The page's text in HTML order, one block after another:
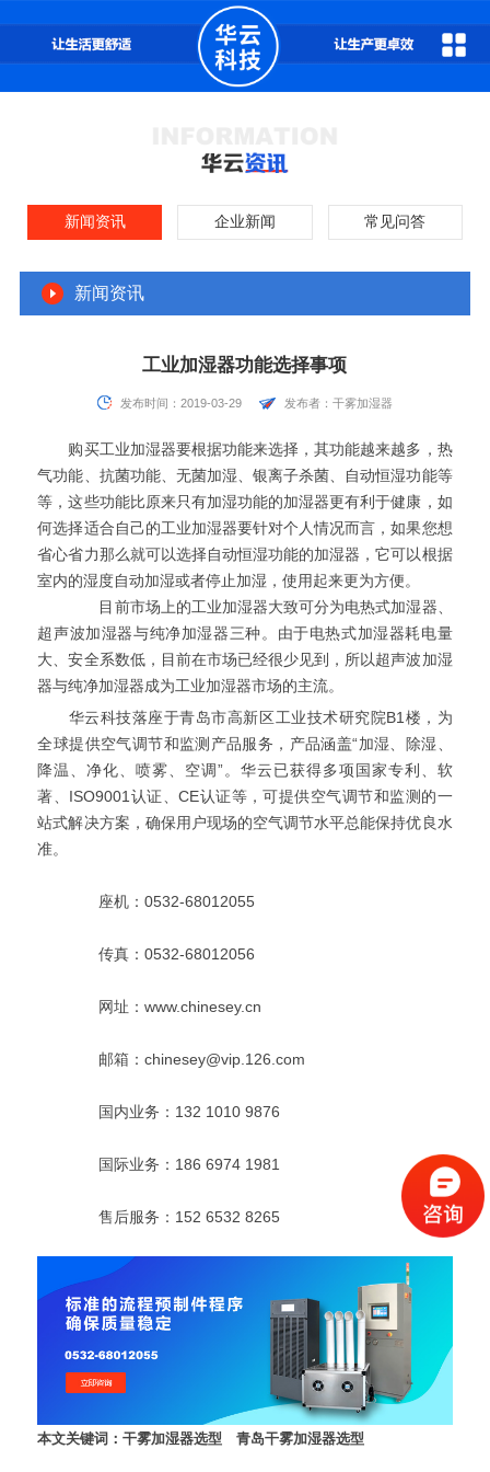
新闻资讯 企业新闻 常见问答
新闻资讯
工业加湿器功能选择事项
发布时间：2019-03-29 发布者：干雾加湿器
购买工业加湿器要根据功能来选择，其功能越来越多，热
气功能、抗菌功能、无菌加湿、银离子杀菌、自动恒湿功能等
等，这些功能比原来只有加湿功能的加湿器更有利于健康，如
何选择适合自己的工业加湿器要针对个人情况而言，如果您想
省心省力那么就可以选择自动恒湿功能的加湿器，它可以根据
室内的湿度自动加湿或者停止加湿，使用起来更为方便。
目前市场上的工业加湿器大致可分为电热式加湿器、
超声波加湿器与纯净加湿器三种。由于电热式加湿器耗电量
大、安全系数低，目前在市场已经很少见到，所以超声波加湿
器与纯净加湿器成为工业加湿器市场的主流。
华云科技落座于青岛市高新区工业技术研究院B1楼，为
全球提供空气调节和监测产品服务，产品涵盖“加湿、除湿、
降温、净化、喷雾、空调”。华云已获得多项国家专利、软
著、ISO9001认证、CE认证等，可提供空气调节和监测的一
站式解决方案，确保用户现场的空气调节水平总能保持优良水
准。
座机：0532-68012055
传真：0532-68012056
网址：www.chinesey.cn
邮箱：chinesey@vip.126.com
国内业务：132 1010 9876
国际业务：186 6974 1981
售后服务：152 6532 8265
本文关键词：干雾加湿器选型 青岛干雾加湿器选型